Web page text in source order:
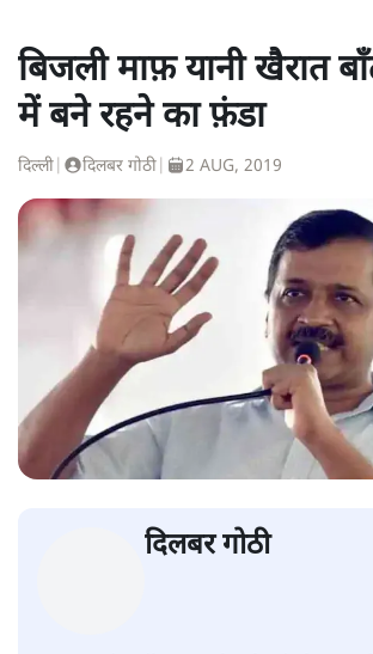
बिजली माफ़ यानी खैरात
में बने रहने का फ़ंडा
दिल्ली दिलबर गोठी 2 AUG, 2019
दिलबर गोठी